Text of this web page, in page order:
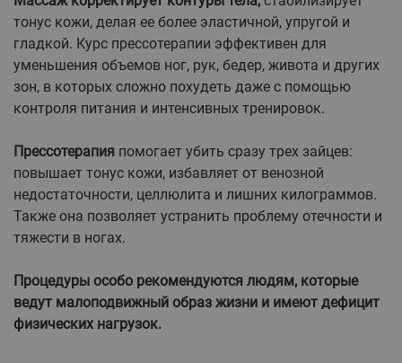
тонус кожи, делая ее более эластичной, упругой и
гладкой. Курс прессотерапии эффективен для
уменьшения объемов ног, рук, бедер, живота и других
зон, в которых сложно похудеть даже с помощью
контроля питания и интенсивных тренировок.
Прессотерапия помогает убить сразу трех зайцев:
повышает тонус кожи, избавляет от венозной
недостаточности, целлюлита и лишних килограммов.
Также она позволяет устранить проблему отечности и
тяжести в ногах.
Процедуры особо рекомендуются людям, которые
ведут малоподвижный образ жизни и имеют дефицит
физических нагрузок.